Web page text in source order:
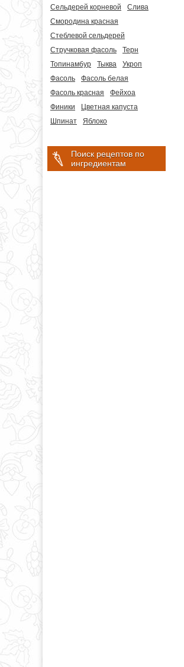
Сельдерей корневой
Слива
Смородина красная
Стеблевой сельдерей
Стручковая фасоль
Терн
Топинамбур
Тыква
Укроп
Фасоль
Фасоль белая
Фасоль красная
Фейхоа
Финики
Цветная капуста
Шпинат
Яблоко
Поиск рецептов по
ингредиентам